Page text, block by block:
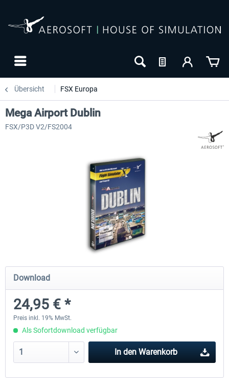
Übersicht FSX Europa
Mega Airport Frankfurt V2.0
29,95 € *
Mega Airport Berlin
Mega Airport Dublin
FSX/P3D V2/FS2004
Download
24,95 € *
Preis inkl. 19% MwSt.
Als Sofortdownload verfügbar
In den Warenkorb